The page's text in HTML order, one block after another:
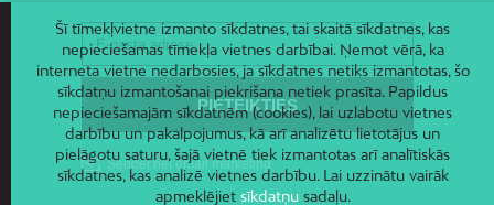
Šī tīmekļvietne izmanto sīkdatnes, tai skaitā sīkdatnes, kas
nepieciešamas tīmekļa vietnes darbībai. Ņemot vērā, ka
interneta vietne nedarbosies, ja sīkdatnes netiks izmantotas, šo
sīkdatņu izmantošanai piekrišana netiek prasīta. Papildus
nepieciešamajām sīkdatnēm (cookies), lai uzlabotu vietnes
darbību un pakalpojumus, kā arī analizētu lietotājus un
pielāgotu saturu, šajā vietnē tiek izmantotas arī analītiskās
sīkdatnes, kas analizē vietnes darbību. Lai uzzinātu vairāk
apmeklējiet sīkdatņusadaļu.